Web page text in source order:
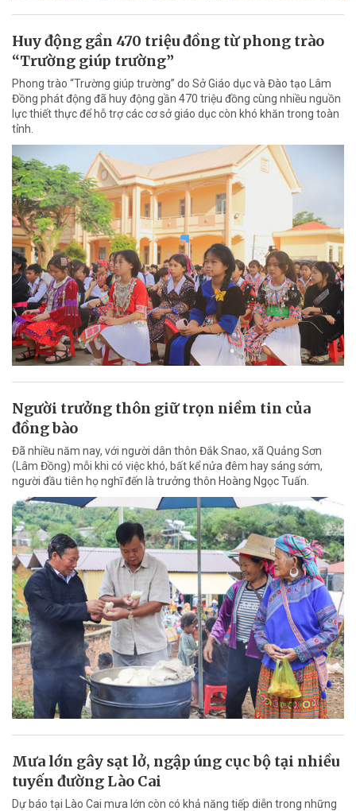
Huy động gần 470 triệu đồng từ phong trào
“Trường giúp trường”
Phong trào “Trường giúp trường” do Sở Giáo dục và Đào tạo Lâm
Đồng phát động đã huy động gần 470 triệu đồng cùng nhiều nguồn
lực thiết thực để hỗ trợ các cơ sở giáo dục còn khó khăn trong toàn
tỉnh.
Người trưởng thôn giữ trọn niềm tin của
đồng bào
Đã nhiều năm nay, với người dân thôn Đắk Snao, xã Quảng Sơn
(Lâm Đồng) mỗi khi có việc khó, bất kể nửa đêm hay sáng sớm,
người đầu tiên họ nghĩ đến là trưởng thôn Hoàng Ngọc Tuấn.
Mưa lớn gây sạt lở, ngập úng cục bộ tại nhiều
tuyến đường Lào Cai
Dự báo tại Lào Cai mưa lớn còn có khả năng tiếp diễn trong những